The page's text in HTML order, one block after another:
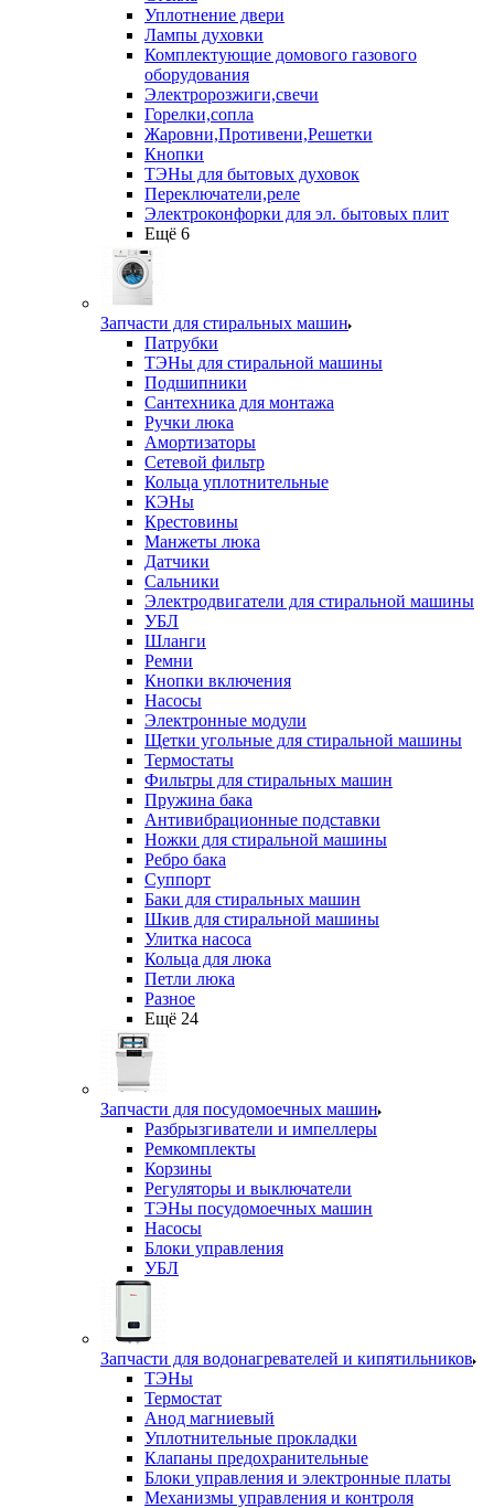
Уплотнение двери
Лампы духовки
Комплектующие домового газового
оборудования
Электророзжиги,свечи
Горелки,сопла
Жаровни,Противени,Решетки
Кнопки
ТЭНы для бытовых духовок
Переключатели,реле
Электроконфорки для эл. бытовых плит
Ещё 6
Запчасти для стиральных машин
Патрубки
ТЭНы для стиральной машины
Подшипники
Сантехника для монтажа
Ручки люка
Амортизаторы
Сетевой фильтр
Кольца уплотнительные
КЭНы
Крестовины
Манжеты люка
Датчики
Сальники
Электродвигатели для стиральной машины
УБЛ
Шланги
Ремни
Кнопки включения
Насосы
Электронные модули
Щетки угольные для стиральной машины
Термостаты
Фильтры для стиральных машин
Пружина бака
Антивибрационные подставки
Ножки для стиральной машины
Ребро бака
Суппорт
Баки для стиральных машин
Шкив для стиральной машины
Улитка насоса
Кольца для люка
Петли люка
Разное
Ещё 24
Запчасти для посудомоечных машин
Разбрызгиватели и импеллеры
Ремкомплекты
Корзины
Регуляторы и выключатели
ТЭНы посудомоечных машин
Насосы
Блоки управления
УБЛ
Запчасти для водонагревателей и кипятильников
ТЭНы
Термостат
Анод магниевый
Уплотнительные прокладки
Клапаны предохранительные
Блоки управления и электронные платы
Механизмы управления и контроля